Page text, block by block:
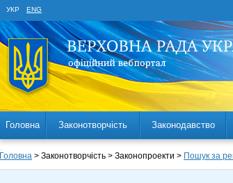
УКР ENG
Головна Законотворчість Законодавство
Головна > Законотворчість > Законопроекти > Пошук за